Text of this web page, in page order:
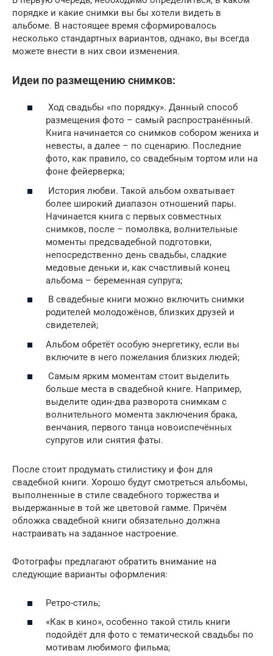
порядке и какие снимки вы бы хотели видеть в
альбоме. В настоящее время сформировалось
несколько стандартных вариантов, однако, вы всегда
можете внести в них свои изменения.
Идеи по размещению снимков:
Ход свадьбы «по порядку». Данный способ
размещения фото – самый распространённый.
Книга начинается со снимков собором жениха и
невесты, а далее – по сценарию. Последние
фото, как правило, со свадебным тортом или на
фоне фейерверка;
История любви. Такой альбом охватывает
более широкий диапазон отношений пары.
Начинается книга с первых совместных
снимков, после – помолвка, волнительные
моменты предсвадебной подготовки,
непосредственно день свадьбы, сладкие
медовые деньки и, как счастливый конец
альбома – беременная супруга;
В свадебные книги можно включить снимки
родителей молодожёнов, близких друзей и
свидетелей;
Альбом обретёт особую энергетику, если вы
включите в него пожелания близких людей;
Самым ярким моментам стоит выделить
больше места в свадебной книге. Например,
выделите один-два разворота снимкам с
волнительного момента заключения брака,
венчания, первого танца новоиспечённых
супругов или снятия фаты.
После стоит продумать стилистику и фон для
свадебной книги. Хорошо будут смотреться альбомы,
выполненные в стиле свадебного торжества и
выдержанные в той же цветовой гамме. Причём
обложка свадебной книги обязательно должна
настраивать на заданное настроение.
Фотографы предлагают обратить внимание на
следующие варианты оформления:
Ретро-стиль;
«Как в кино», особенно такой стиль книги
подойдёт для фото с тематической свадьбы по
мотивам любимого фильма;